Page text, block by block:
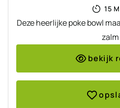
15
Deze heerlijke poke bowl
zalm
bekijk